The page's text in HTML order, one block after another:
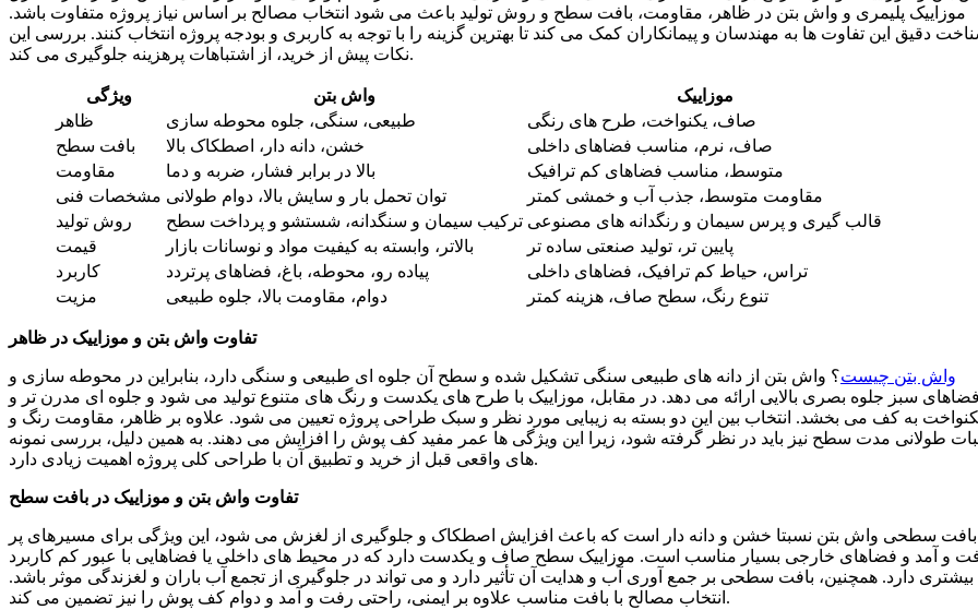
موزاییک پلیمری و واش بتن در ظاهر، مقاومت، بافت سطح و روش تولید باعث می‌ شود انتخاب مصالح بر اساس نیاز پروژه متفاوت باشد.
دقیق این تفاوت‌ ها به مهندسان و پیمانکاران کمک می‌ کند تا بهترین گزینه را با توجه به کاربری و بودجه پروژه انتخاب کنند. بررسی این
نکات پیش از خرید، از اشتباهات پرهزینه جلوگیری می‌ کند.
ویژگی واش بتن
موزاییک
ظاهر
طبیعی، سنگی، جلوه محوطه‌ سازی
صاف، یکنواخت، طرح‌ های رنگی
بافت سطح
خشن، دانه‌ دار، اصطکاک بالا
صاف، نرم، مناسب فضاهای داخلی
مقاومت
بالا در برابر فشار، ضربه و دما
متوسط، مناسب فضاهای کم‌ ترافیک
مشخصات فنی توان تحمل بار و سایش بالا، دوام طولانی
مقاومت متوسط، جذب آب و خمشی کمتر
روش تولید
ترکیب سیمان و سنگدانه، شستشو و پرداخت سطح قالب‌ گیری و پرس سیمان و رنگدانه‌ های مصنوعی
قیمت
بالاتر، وابسته به کیفیت مواد و نوسانات بازار
پایین‌ تر، تولید صنعتی ساده‌ تر
کاربرد
پیاده‌ رو، محوطه، باغ، فضاهای پرتردد
تراس، حیاط کم‌ ترافیک، فضاهای داخلی
مزیت
دوام، مقاومت بالا، جلوه طبیعی تنوع رنگ، سطح صاف، هزینه کمتر
تفاوت واش بتن و موزاییک در ظاهر
واش بتن چیست؟ واش بتن از دانه‌ های طبیعی سنگی تشکیل شده و سطح آن جلوه‌ ای طبیعی و سنگی دارد، بنابراین در محوطه‌ سازی و
سبز جلوه بصری بالایی ارائه می‌ دهد. در مقابل، موزاییک با طرح‌ های یکدست و رنگ‌ های متنوع تولید می‌ شود و جلوه‌ ای مدرن‌ تر و
به کف می‌ بخشد. انتخاب بین این دو بسته به زیبایی مورد نظر و سبک طراحی پروژه تعیین می‌ شود. علاوه بر ظاهر، مقاومت رنگ و
طولانی‌ مدت سطح نیز باید در نظر گرفته شود، زیرا این ویژگی‌ ها عمر مفید کف‌ پوش را افزایش می‌ دهند. به همین دلیل، بررسی نمونه‌
های واقعی قبل از خرید و تطبیق آن با طراحی کلی پروژه اهمیت زیادی دارد.
تفاوت واش بتن و موزاییک در بافت سطح
بافت سطحی واش بتن نسبتا خشن و دانه‌ دار است که باعث افزایش اصطکاک و جلوگیری از لغزش می‌ شود، این ویژگی برای مسیرهای پر
و آمد و فضاهای خارجی بسیار مناسب است. موزاییک سطح صاف و یکدست دارد که در محیط‌ های داخلی یا فضاهایی با عبور کم کاربرد
بیشتری دارد. همچنین، بافت سطحی بر جمع‌ آوری آب و هدایت آن تأثیر دارد و می‌ تواند در جلوگیری از تجمع آب باران و لغزندگی موثر باشد.
انتخاب مصالح با بافت مناسب علاوه بر ایمنی، راحتی رفت‌ و آمد و دوام کف‌ پوش را نیز تضمین می‌ کند.